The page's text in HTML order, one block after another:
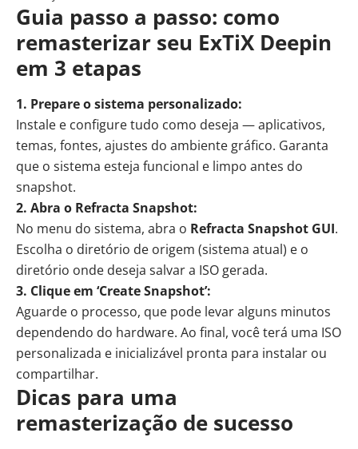
Guia passo a passo: como
remasterizar seu ExTiX Deepin
em 3 etapas
1. Prepare o sistema personalizado:
Instale e configure tudo como deseja — aplicativos,
temas, fontes, ajustes do ambiente gráfico. Garanta
que o sistema esteja funcional e limpo antes do
snapshot.
2. Abra o Refracta Snapshot:
No menu do sistema, abra o Refracta Snapshot GUI.
Escolha o diretório de origem (sistema atual) e o
diretório onde deseja salvar a ISO gerada.
3. Clique em ‘Create Snapshot’:
Aguarde o processo, que pode levar alguns minutos
dependendo do hardware. Ao final, você terá uma ISO
personalizada e inicializável pronta para instalar ou
compartilhar.
Dicas para uma
remasterização de sucesso